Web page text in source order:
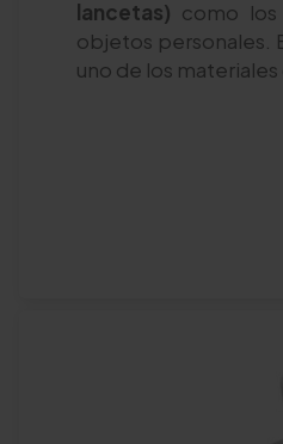
lancetas) como
objetos personales.
uno de los